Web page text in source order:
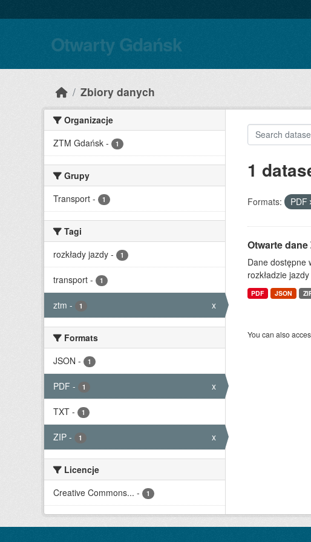
Otwarty Gdańsk
Zbiory danych
Organizacje
ZTM Gdańsk - 1
Grupy
Transport - 1
Tagi
rozkłady jazdy - 1
transport - 1
ztm - 1 x
Formats
JSON - 1
PDF - 1 x
TXT - 1
ZIP - 1 x
Licencje
Creative Commons... - 1
1
Formats: PDF
Otwarte
Dane dostępne
rozkładzie
PDF JSON
You can also